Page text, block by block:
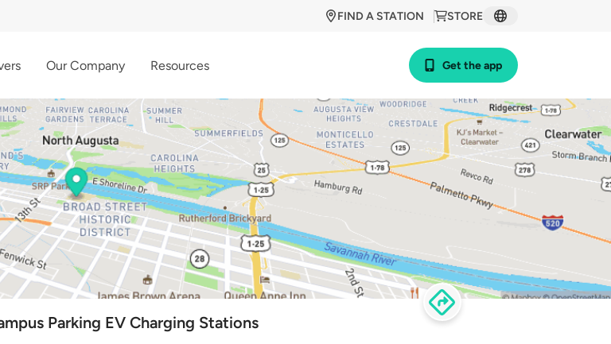
STORE
FIND A STATION
Our Company Resources Get the app
Parking EV Charging Stations